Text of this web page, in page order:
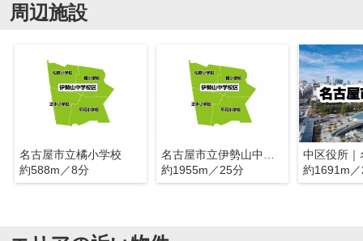
周辺施設
名古屋市立橘小学校
約588m／8分
約1955m／25分
約1691m